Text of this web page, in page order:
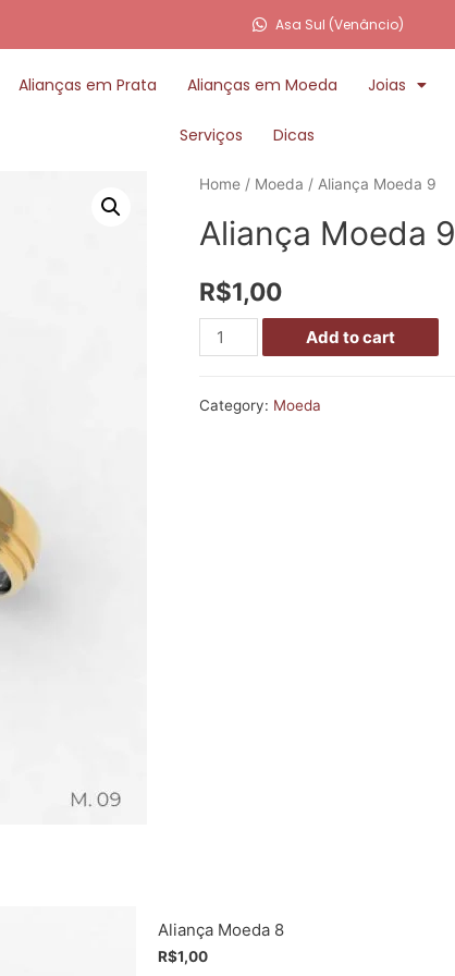
Asa Sul (Venâncio)
Alianças em Prata Alianças em Moeda Joias
Serviços Dicas
Home / Moeda / Aliança Moeda 9
Aliança Moeda 9
R$1,00
Add to cart
Category: Moeda
Aliança Moeda 8
R$1,00